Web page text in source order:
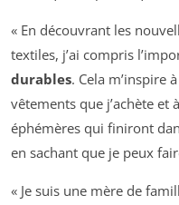
« En découvrant les
textiles, j’ai compris
durables. Cela m’inspire
vêtements que j’achète et
éphémères qui finiront
en sachant que je peux
« Je suis une mère de